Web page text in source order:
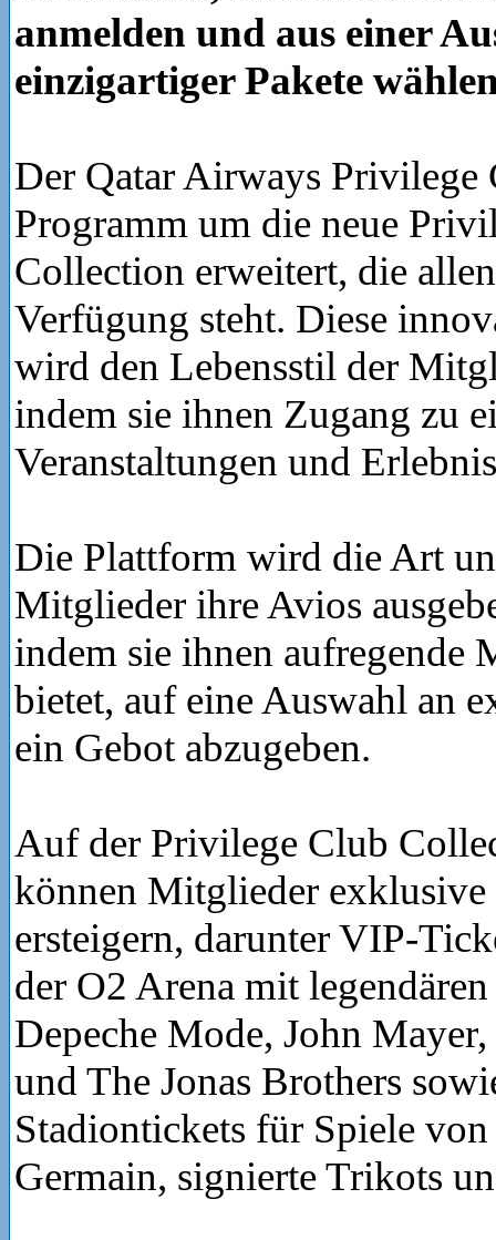
anmelden und aus einer
einzigartiger Pakete
Der Qatar Airways Privilege
Programm um die neue
Collection erweitert, die
Verfügung steht. Diese
wird den Lebensstil der
indem sie ihnen Zugang zu
Veranstaltungen und
Die Plattform wird die Art
Mitglieder ihre Avios
indem sie ihnen aufregende
bietet, auf eine Auswahl an
ein Gebot abzugeben.
Auf der Privilege Club
können Mitglieder exklusive
ersteigern, darunter VIP-
der O2 Arena mit
Depeche Mode, John
und The Jonas Brothers
Stadiontickets für Spiele
Germain, signierte Trikots